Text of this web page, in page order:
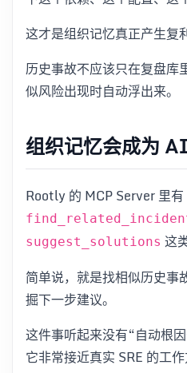
这才是组织记忆真正产生复
历史事故不应该只在复盘库
似风险出现时自动浮出来。
组织记忆会成为
Rootly 的 MCP Server 里有
suggest_solutions 这
简单说，就是找相似历史事
掘下一步建议。
这件事听起来没有“自动根
它非常接近真实 SRE 的工作